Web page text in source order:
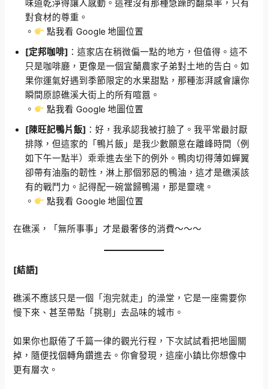
味道乾淨得讓人感動。這裡沒有那種急躁的翻桌率，只有
對食材的尊重。
。
點我看 Google地圖位置
[定邦咖啡] ：這家店在稍微偏一點的地方，但值得。這不
只是咖啡廳，更像是一個宜蘭農家子弟對土地的告白。如
果你運氣好遇到季節限定的水果甜點，那種澎湃感會讓你
瞬間原諒礁溪大街上的所有喧囂。
。
點我看 Google 地圖位置
[陳旺記鴨片飯] ：好，我承認我被打臉了。我平常最討厭
排隊，但這家的「鴨片飯」是我少數願意在離峰時間（例
如下午一點半）乖乖進去坐下的例外。鴨肉切得薄如蟬翼
卻帶有油脂的韌性，淋上那個邪惡的鴨油，這才是礁溪該
有的戰鬥力。記得配一碗當歸鴨湯，那是靈魂。
。
點我看 Google地圖位置
在礁溪，「無所事事」才是最奢侈的消費～～～
[結語]
礁溪不應該只是一個「泡完就走」的澡堂，它是一座需要你
慢下來、甚至帶點「挑剔」去品味的城市。
如果你也厭倦了千篇一律的觀光行程，下次試試看把地圖關
掉，隨便找個轉角鑽進去。你會發現，這座小鎮比你想像中
更有層次。